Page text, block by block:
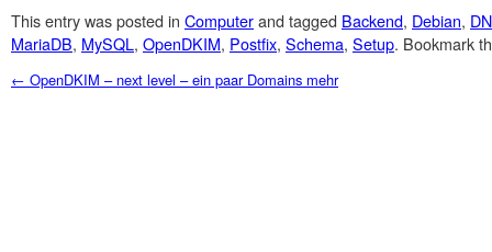
This entry was posted in Computerand tagged Backend, Debian,
MariaDB, MySQL, OpenDKIM, Postfix, Schema, Setup. Bookmark
Post navigation
← OpenDKIM – next level – ein paar Domains mehr